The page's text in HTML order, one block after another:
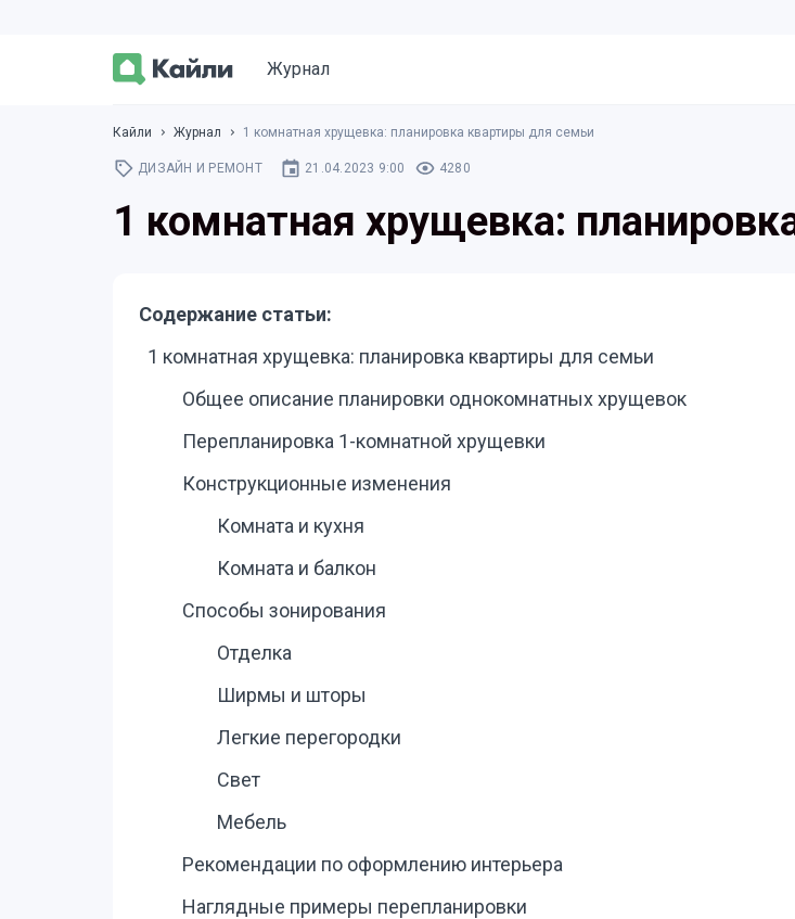
Журнал
Кайли Журнал 1 комнатная хрущевка: планировка квартиры для семьи
ДИЗАЙН И РЕМОНТ 21.04.2023 9:00 4280
1 комнатная хрущевка:
Содержание статьи:
1 комнатная хрущевка: планировка квартиры для семьи
Общее описание планировки однокомнатных хрущевок
Перепланировка 1-комнатной хрущевки
Конструкционные изменения
Комната и кухня
Комната и балкон
Способы зонирования
Отделка
Ширмы и шторы
Легкие перегородки
Свет
Мебель
Рекомендации по оформлению интерьера
Наглядные примеры перепланировки